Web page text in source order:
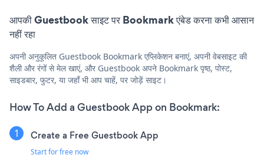
आपकी Guestbook साइट पर Bookmark एंबेड करना कभी आसान
नहीं रहा
अपनी अनुकूलित Guestbook Bookmark एप्लिकेशन बनाएं, अपनी वेबसाइट की
शैली और रंगों से मेल खाएं, और Guestbook अपने Bookmark पृष्ठ, पोस्ट,
साइडबार, फुटर, या जहाँ भी आप चाहें, पर जोड़ें साइट।
How To Add a Guestbook App on Bookmark:
Create a Free Guestbook App
Start for free now